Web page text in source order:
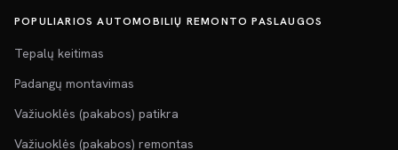
POPULIARIOS AUTOMOBILIŲ REMONTO PASLAUGOS
Tepalų keitimas
Padangų montavimas
Važiuoklės (pakabos) patikra
Važiuoklės (pakabos) remontas